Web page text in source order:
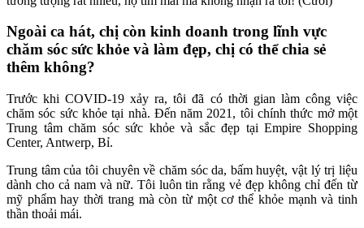
Ngoài ca hát, chị còn kinh doanh trong lĩnh vực
chăm sóc sức khỏe và làm đẹp, chị có thể chia sẻ
thêm không?
Trước khi COVID-19 xảy ra, tôi đã có thời gian làm công việc
chăm sóc sức khỏe tại nhà. Đến năm 2021, tôi chính thức mở một
Trung tâm chăm sóc sức khỏe và sắc đẹp tại Empire Shopping
Center, Antwerp, Bỉ.
Trung tâm của tôi chuyên về chăm sóc da, bấm huyệt, vật lý trị liệu
dành cho cả nam và nữ. Tôi luôn tin rằng vẻ đẹp không chỉ đến từ
mỹ phẩm hay thời trang mà còn từ một cơ thể khỏe mạnh và tinh
thần thoải mái.